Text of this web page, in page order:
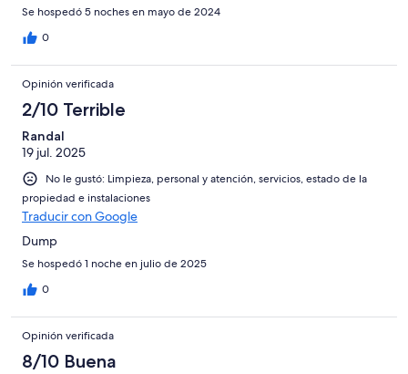
Se hospedó 5 noches en mayo de 2024
0
Opinión verificada
2/10 Terrible
Randal
19 jul. 2025
No le gustó: Limpieza, personal y atención, servicios, estado de la
propiedad e instalaciones
Traducir con Google
Dump
Se hospedó 1 noche en julio de 2025
0
Opinión verificada
8/10 Buena